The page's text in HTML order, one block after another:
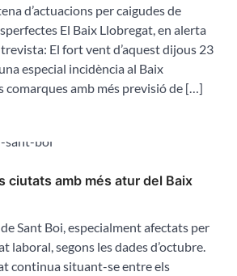
d’actuacions per caigudes de
El Baix Llobregat, en alerta
El fort vent d’aquest dijous 23
especial incidència al Baix
comarques amb més previsió de […]
ciutats amb més atur del Baix
Sant Boi, especialment afectats per
laboral, segons les dades d’octubre.
continua situant-se entre els